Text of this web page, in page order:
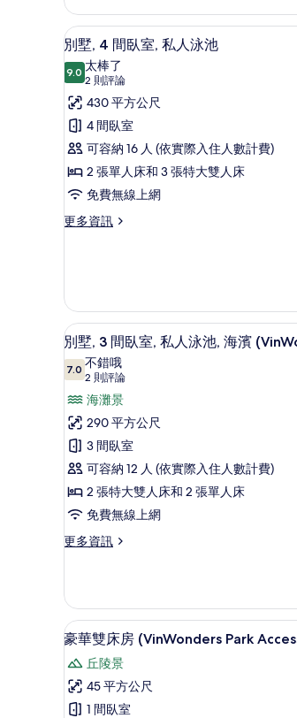
海
景
的
所
有
相
片
雙
床
房,
張
人
床,
海
景
的
情
顯
示
別
墅,
4
間
臥
室,
私
的
所
有
相
片
迷你吧、
18
別墅, 4 間臥室, 私人泳池
9.09.0 分，滿分 10 分
太棒了
2 則評論
(2
則
評
論)
430 平方公尺
4 間臥室
可容納 16 人 (依實際入住人數計費)
2 張單人床和 3 張特大雙人床
免費無線上網
更多資訊
更
間
臥
室,
私
人
泳
池
詳
情
顯
示
別
墅,
3
間
臥
室,
私
人
海
濱
(VinWonders
Access)
的
迷你吧、
11
別墅, 3 間臥室, 私人泳池, 海濱
7.07.0 分，滿分 10 分
不錯哦
2 則評論
(2
則
評
論)
海灘景
290 平方公尺
3 間臥室
可容納 12 人 (依實際入住人數計費)
2 張特大雙人床和 2 張單人床
免費無線上網
更多資訊
更
3
間
臥
私
人
泳
顯
示
豪
華
迷你吧、
6
豪華雙床房 (VinWonders Park
丘陵景
45 平方公尺
1 間臥室